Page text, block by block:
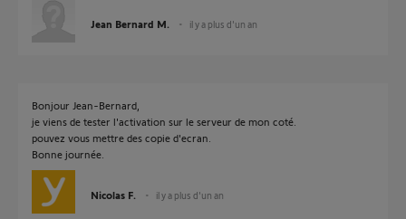
Jean Bernard M. il y a plus d'un an
Bonjour Jean-Bernard,
je viens de tester l'activation sur le serveur de mon coté.
pouvez vous mettre des copie d'ecran.
Bonne journée.
Nicolas F. il y a plus d'un an